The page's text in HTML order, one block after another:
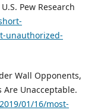
Pew Research
unauthorized-
Wall Opponents,
Are Unacceptable.
01/16/most-